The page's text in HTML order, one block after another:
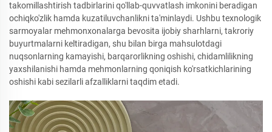
takomillashtirish tadbirlarini qo'llab-quvvatlash imkonini beradigan
ochiqko'zlik hamda kuzatiluvchanlikni ta'minlaydi. Ushbu texnologik
sarmoyalar mehmonxonalarga bevosita ijobiy sharhlarni, takroriy
buyurtmalarni keltiradigan, shu bilan birga mahsulotdagi
nuqsonlarning kamayishi, barqarorlikning oshishi, chidamlilikning
yaxshilanishi hamda mehmonlarning qoniqish ko'rsatkichlarining
oshishi kabi sezilarli afzalliklarni taqdim etadi.